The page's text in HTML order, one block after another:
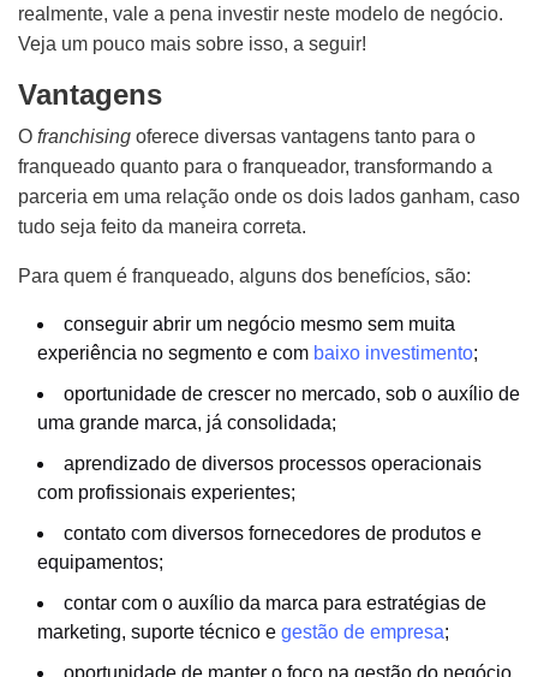
realmente, vale a pena investir neste modelo de negócio.
Veja um pouco mais sobre isso, a seguir!
Vantagens
O franchising oferece diversas vantagens tanto para o
franqueado quanto para o franqueador, transformando a
parceria em uma relação onde os dois lados ganham, caso
tudo seja feito da maneira correta.
Para quem é franqueado, alguns dos benefícios, são:
conseguir abrir um negócio mesmo sem muita
experiência no segmento e com baixo investimento;
oportunidade de crescer no mercado, sob o auxílio de
uma grande marca, já consolidada;
aprendizado de diversos processos operacionais
com profissionais experientes;
contato com diversos fornecedores de produtos e
equipamentos;
contar com o auxílio da marca para estratégias de
marketing, suporte técnico e gestão de empresa;
oportunidade de manter o foco na gestão do negócio.